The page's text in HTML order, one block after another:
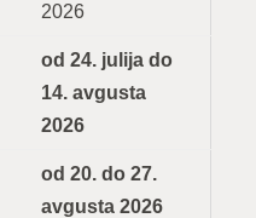
2026
od 24. julija do
14. avgusta
2026
od 20. do 27.
avgusta 2026